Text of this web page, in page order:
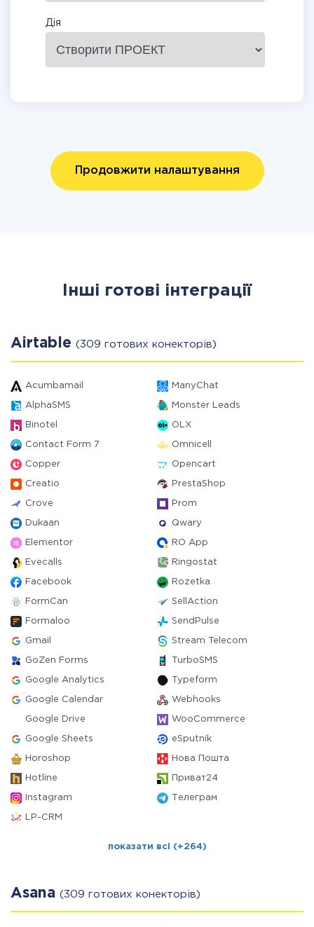
Дія
Продовжити налаштування
Інші готові інтеграції
Airtable (309 готових конекторів)
Acumbamail ManyChat
AlphaSMS Monster Leads
Binotel OLX
Contact Form 7 Omnicell
Copper Opencart
Creatio PrestaShop
Crove Prom
Dukaan Qwary
Elementor RO App
Evecalls Ringostat
Facebook Rozetka
FormCan SellAction
Formaloo SendPulse
Gmail Stream Telecom
GoZen Forms TurboSMS
Google Analytics Typeform
Google Calendar Webhooks
Google Drive WooCommerce
Google Sheets eSputnik
Horoshop Нова Пошта
Hotline Приват24
Instagram Телеграм
LP-CRM
показати всі (+264)
Asana (309 готових конекторів)